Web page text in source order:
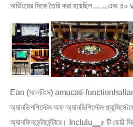
অর্ডিংয়ের দিকে তৈরি করা হয়েছিল ... ...এবং
Ean (সলেটিংস) amucati-
অ্যানডিপপিস্টেম অফ অ্যানডিপিস্টেম
অ্যানফিনসেন্টার্সেন্টারে। Inclulu▁৫ টি ছোট্ট